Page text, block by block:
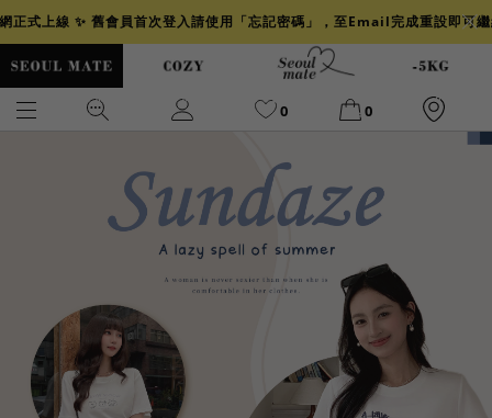
正式上線 ✨ 舊會員首次登入請使用「忘記密碼」，至Email完成重設即可
0 0
背心
透膚 小香 牛仔
襯衫 褲裙 冰感
涼感